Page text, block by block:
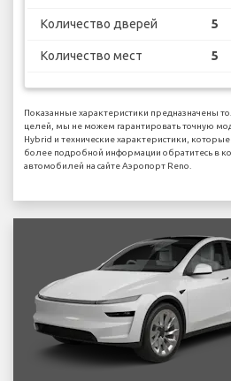
Количество дверей 5
Количество мест 5
Показанные характеристики предназначены
целей, мы не можем гарантировать точную
Hybrid и технические характеристики,
более подробной информации обратитесь в
автомобилей на сайте Аэропорт Reno.